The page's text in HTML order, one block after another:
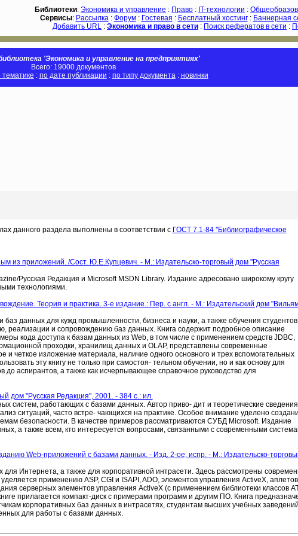
Библиотеки: Экономика и управление : Право : IT-технологии :
Сервисы: Рассылка: Форум: Гостевая : Бесплатный хостинг: Баннерная
Добавить URL : Экономика и право в сети : Поиск рефератов в сети :
'Экономика и управление на предприятиях'
Всего: 19000 документов
тематике : по дате публикации : по типу документа: новинки
данного раздела выполнены в соответствии с ГОСТ 7.1-84 ''Библиографическое
из приложений. /Сост. Ю.Е.Купцевич. - М.: Издательско-торговый дом "Русская
Русская Редакция и Microsoft MSDN Library. Издание адресовано широкому кругу
технологиями.
Теория и практика. 3-е издание.: Пер. с англ. - М.: Издательский дом
данных для кужд промышленности, бизнеса и науки, а также обучения
реализации и сопровождению баз данных. Книга содержит подробное описание
кода доступа к базам данных из Web, в том числе с применением средств JDBC,
проходки, хранилищ данных и OLAP, представлены современные
изложение материала, наличие одного основного и трех вспомогательных
эту книгу не только при самостоя- тельном обучении, но и как основу для
аспирантов, а также как исчерпывающее справочное руководство для
дом "Русская Редакция", 2001. - 384 с.: ил.
систем, работающих с базами данных. Автор приво- дит и теоретические
ситуаций, часто встре- чающихся на практике. Особое внимание уделено
безопасности. В качестве примеров рассматриваются СУБД Microsoft. Издание
а также всем, кто интересуется вопросами, связанными с современными
Web-приложений с базами данных. - Изд. 2-ое, испр. - М.: Издательско-
Интернета, а также для корпоративной интрасети. Здесь рассмотрены
применению ASP, CGI и ISAPI, ADO, элементов управления ActiveX, аплетов
серверных элементов управления ActiveX (с применением библиотеки классов
прилагается компакт-диск с примерами программ и другим ПО. Книга
корпоративных баз данных в интрасетях, студентам высших учебных
для работы с базами данных.